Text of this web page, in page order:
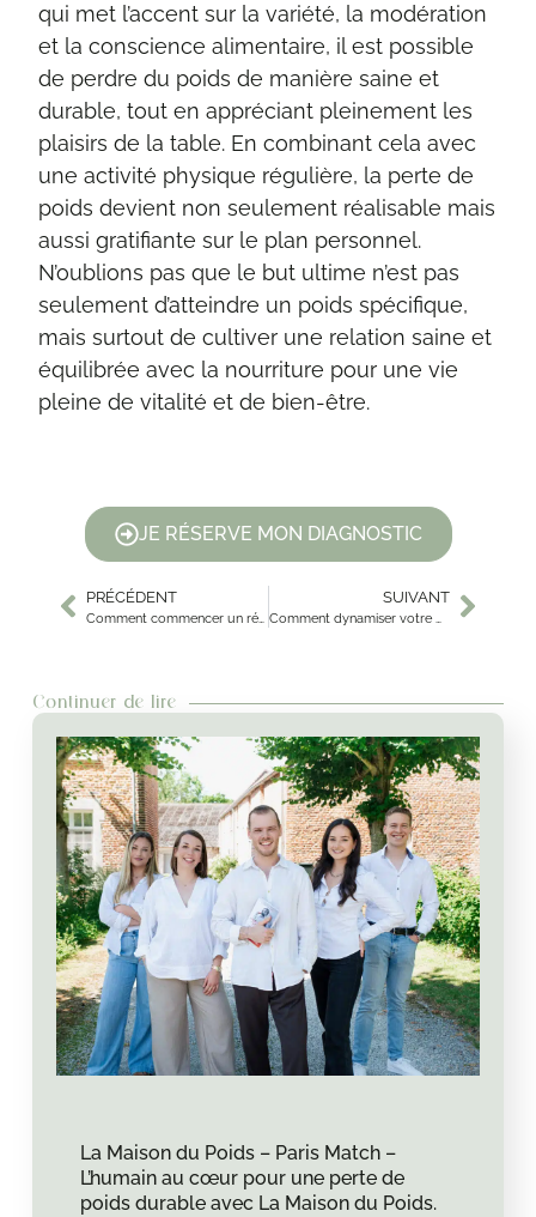
qui met l’accent sur la variété, la modération
et la conscience alimentaire, il est possible
de perdre du poids de manière saine et
durable, tout en appréciant pleinement les
plaisirs de la table. En combinant cela avec
une activité physique régulière, la perte de
poids devient non seulement réalisable mais
aussi gratifiante sur le plan personnel.
N’oublions pas que le but ultime n’est pas
seulement d’atteindre un poids spécifique,
mais surtout de cultiver une relation saine et
équilibrée avec la nourriture pour une vie
pleine de vitalité et de bien-être.
JE RÉSERVE MON DIAGNOSTIC
PRÉCÉDENT
Comment commencer un régime sans craquer ?
SUIVANT
Comment dynamiser votre métabolisme ?
Continuer de lire
La Maison du Poids – Paris Match –
L’humain au cœur pour une perte de
poids durable avec La Maison du Poids.